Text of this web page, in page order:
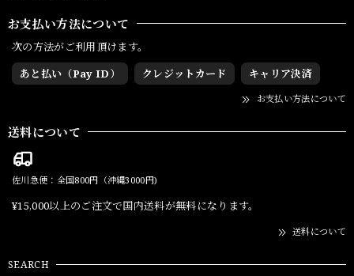
お支払い方法について
次の方法がご利用頂けます。
あと払い（Pay ID）
クレジットカード キャリア決済
お支払い方法について
送料について
佐川急便：全国800円（沖縄3000円)
¥15,000以上のご注文で国内送料が無料になります。
送料について
SEARCH